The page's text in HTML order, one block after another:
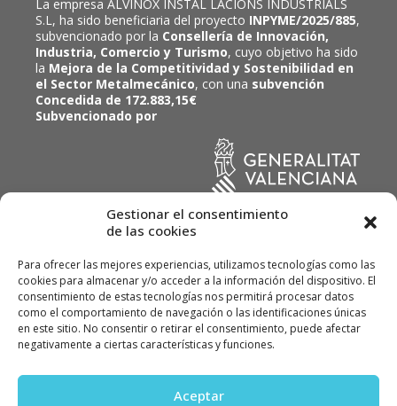
Gestionar el consentimiento
de las cookies
Para ofrecer las mejores experiencias, utilizamos tecnologías como las
cookies para almacenar y/o acceder a la información del dispositivo. El
consentimiento de estas tecnologías nos permitirá procesar datos
como el comportamiento de navegación o las identificaciones únicas
en este sitio. No consentir o retirar el consentimiento, puede afectar
negativamente a ciertas características y funciones.
Aceptar
La empresa ALVINOX INSTAL LACIONS INDUSTRIALS
S.L, ha sido beneficiaria del proyecto INPYME/2025/885,
subvencionado por la Consellería de Innovación,
Industria, Comercio y Turismo, cuyo objetivo ha sido
la Mejora de la Competitividad y Sostenibilidad en
el Sector Metalmecánico, con una subvención
Concedida de 172.883,15€
Subvencionado por
© ALVINOX, Instal·lacions Industrials, SL 2022
Política de calidad